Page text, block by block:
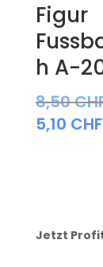
Figur
h A-
8,50
5,10 CHF
Jetzt